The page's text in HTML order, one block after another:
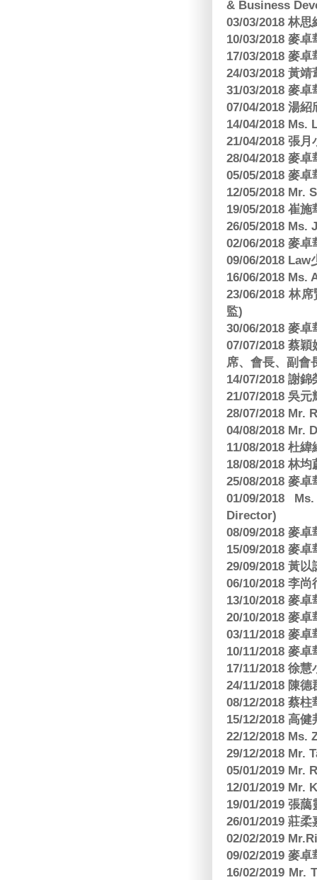
& Business
03/03/2018 林
10/03/2018 麥
17/03/2018 麥
24/03/2018 黃
31/03/2018 麥
07/04/2018 湯
14/04/2018
21/04/2018 張
28/04/2018 麥
05/05/2018 麥
12/05/2018 Mr.
19/05/2018 崔
26/05/2018 Ms.
02/06/2018 麥
09/06/2018 Law
16/06/2018 Ms.
23/06/2018 林
監)
30/06/2018 麥
07/07/2018 蔡
席、會長、副會
14/07/2018 謝
21/07/2018 吳元
28/07/2018 Mr.
04/08/2018 Mr.
11/08/2018 杜
18/08/2018 林
25/08/2018 麥
01/09/2018
Director)
08/09/2018 麥
15/09/2018 麥
29/09/2018 黃
06/10/2018 李
13/10/2018 麥
20/10/2018 麥
03/11/2018 麥
10/11/2018 麥
17/11/2018 徐
24/11/2018 陳
08/12/2018 蔡
15/12/2018 高
22/12/2018 Ms.
29/12/2018 Mr.
05/01/2019 Mr.
12/01/2019 Mr.
19/01/2019 張
26/01/2019 莊
02/02/2019
09/02/2019 麥
16/02/2019 Mr.